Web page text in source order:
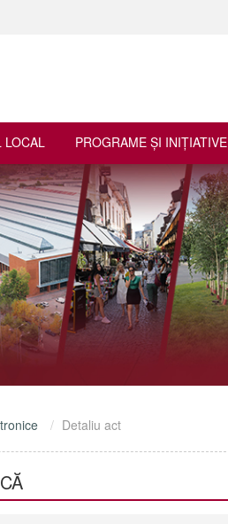
LOCAL PROGRAME ŞI INIŢIATIVE
Detaliu act